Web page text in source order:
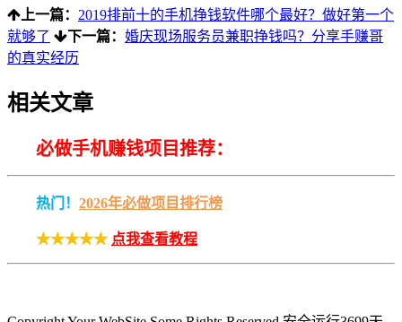
上一篇： 2019排前十的手机挣钱软件哪个最好？做好第一个
就够了
下一篇： 婚庆现场服务员兼职挣钱吗？分享手赚哥
的真实经历
相关文章
必做手机赚钱项目推荐：
热门！ 2026年必做项目排行榜
★★★★★ 点我查看教程